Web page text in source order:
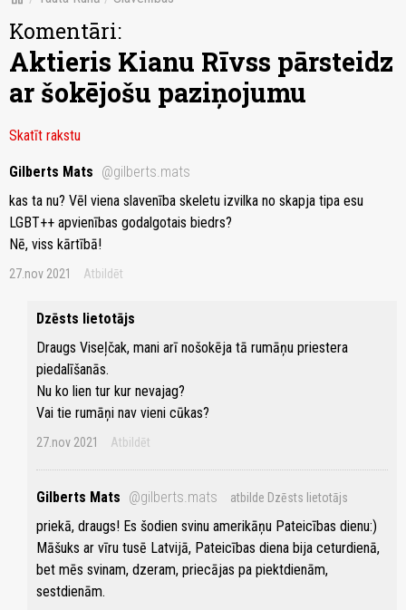
Komentāri:
Aktieris Kianu Rīvss pārsteidz
ar šokējošu paziņojumu
Skatīt rakstu
Gilberts Mats @gilberts.mats
kas ta nu? Vēl viena slavenība skeletu izvilka no skapja tipa esu
LGBT++ apvienības godalgotais biedrs?
Nē, viss kārtībā!
27.nov 2021 Atbildēt
Dzēsts lietotājs
Draugs Viseļčak, mani arī nošokēja tā rumāņu priestera
piedalīšanās.
Nu ko lien tur kur nevajag?
Vai tie rumāņi nav vieni cūkas?
27.nov 2021 Atbildēt
Gilberts Mats @gilberts.mats atbilde Dzēsts lietotājs
priekā, draugs! Es šodien svinu amerikāņu Pateicības dienu:)
Māšuks ar vīru tusē Latvijā, Pateicības diena bija ceturdienā,
bet mēs svinam, dzeram, priecājas pa piektdienām,
sestdienām.